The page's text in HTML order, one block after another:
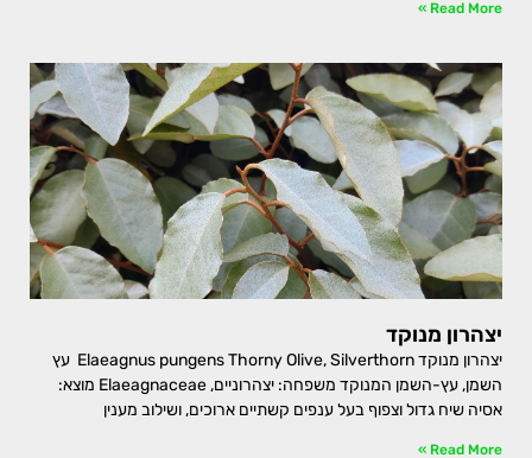
Read More »
יצהרון מנוקד
יצהרון מנוקד Elaeagnus pungens Thorny Olive, Silverthorn עץ
השמן, עץ-השמן המנוקד משפחה: יצהרוניים, Elaeagnaceae מוצא:
אסיה שיח גדול וצפוף בעל ענפים קשתיים ארוכים, ושילוב מענין
Read More »